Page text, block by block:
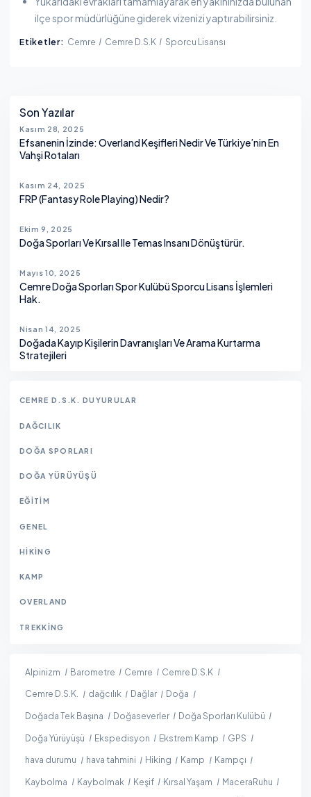
ilçe spor müdürlüğüne giderek vizenizi yaptırabilirsiniz.
Etiketler: Cemre Cemre D.S.K Sporcu Lisansı
Yanı Sıra
Son Yazılar
Kasım 28, 2025
Efsanenin İzinde: Overland Keşifleri Nedir Ve Türkiye’nin En
Vahşi Rotaları
Kasım 24, 2025
FRP (Fantasy Role Playing) Nedir?
Ekim 9, 2025
Doğa Sporları Ve Kırsal Ile Temas Insanı Dönüştürür.
Mayıs 10, 2025
Cemre Doğa Sporları Spor Kulübü Sporcu Lisans İşlemleri
Hak.
Nisan 14, 2025
Doğada Kayıp Kişilerin Davranışları Ve Arama Kurtarma
Stratejileri
CEMRE D.S.K. DUYURULAR
DAĞCILIK
DOĞA SPORLARI
DOĞA YÜRÜYÜŞÜ
EĞITIM
GENEL
HIKING
KAMP
OVERLAND
TREKKING
Alpinizm Barometre Cemre
Cemre D.S.K
Cemre D.S.K.
dağcılık Dağlar
Doğa
Doğada Tek Başına
Doğaseverler
Doğa Sporları Kulübü
Doğa Yürüyüşü
Ekspedisyon Ekstrem Kamp
GPS
hava durumu
hava tahmini Hiking Kamp
Kampçı
Kaybolma
Kaybolmak Keşif Kırsal Yaşam
MaceraRuhu